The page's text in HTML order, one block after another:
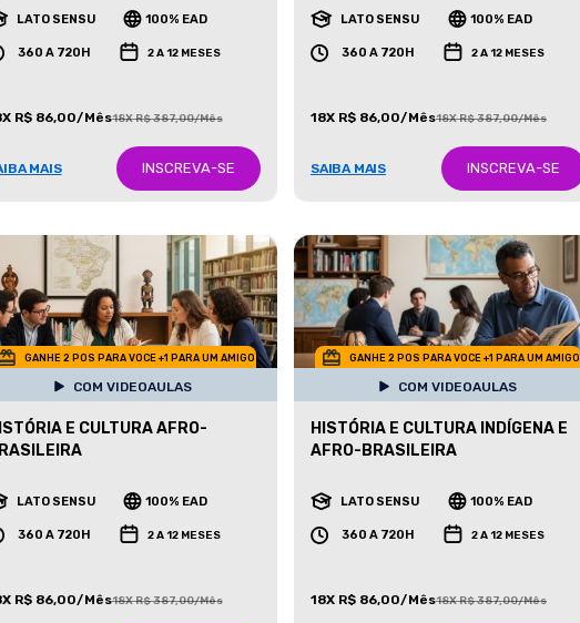
LATO SENSU 100% EAD
360 A 720H 2 A 12 MESES
R$ 86,00/Mês18X R$ 387,00/Mês
MAIS INSCREVA-SE
LATO SENSU 100% EAD
360 A 720H 2 A 12 MESES
18X R$ 86,00/Mês18X R$ 387,00/Mês
SAIBA MAIS INSCREVA-SE
GANHE 2 POS PARA VOCE +1 PARA UM AMIGO
COM VIDEOAULAS
E CULTURA AFRO-
LATO SENSU 100% EAD
360 A 720H 2 A 12 MESES
R$ 86,00/Mês18X R$ 387,00/Mês
GANHE 2 POS PARA VOCE +1 PARA UM AMIGO
COM VIDEOAULAS
HISTÓRIA E CULTURA INDÍGENA E
AFRO-BRASILEIRA
LATO SENSU 100% EAD
360 A 720H 2 A 12 MESES
18X R$ 86,00/Mês18X R$ 387,00/Mês